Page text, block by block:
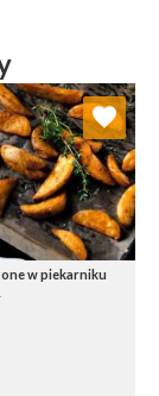
w piekarniku
Dodaj do ulubionych
Wybierz listę: